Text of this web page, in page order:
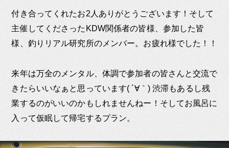
付き合ってくれたお2人ありがとうございます！そして
主催してくださったKDW関係者の皆様、参加した皆
様、釣りリアル研究所のメンバー。お疲れ様でした！！
来年は万全のメンタル、体調で参加者の皆さんと交流で
きたらいいなぁと思っています( ´∀｀) 渋滞もあるし残
業するのがいいのかもしれませんねー！そしてお風呂に
入って仮眠して帰宅するプラン。